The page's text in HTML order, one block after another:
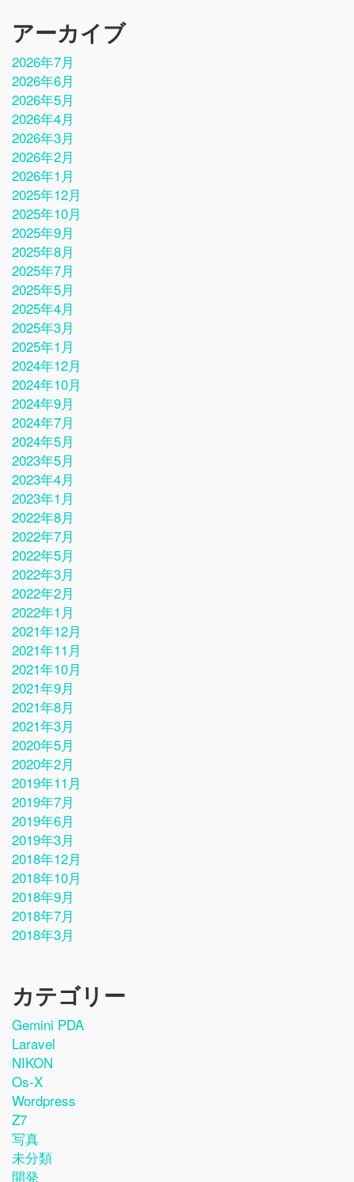
アーカイブ
2026年7月
2026年6月
2026年5月
2026年4月
2026年3月
2026年2月
2026年1月
2025年12月
2025年10月
2025年9月
2025年8月
2025年7月
2025年5月
2025年4月
2025年3月
2025年1月
2024年12月
2024年10月
2024年9月
2024年7月
2024年5月
2023年5月
2023年4月
2023年1月
2022年8月
2022年7月
2022年5月
2022年3月
2022年2月
2022年1月
2021年12月
2021年11月
2021年10月
2021年9月
2021年8月
2021年3月
2020年5月
2020年2月
2019年11月
2019年7月
2019年6月
2019年3月
2018年12月
2018年10月
2018年9月
2018年7月
2018年3月
カテゴリー
Gemini PDA
Laravel
NIKON
Os-X
Wordpress
Z7
写真
未分類
開発